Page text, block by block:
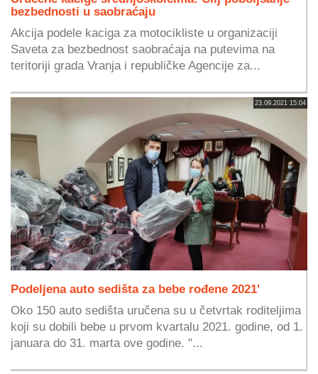
bezbednosti u saobraćaju
Akcija podele kaciga za motocikliste u organizaciji
Saveta za bezbednost saobraćaja na putevima na
teritoriji grada Vranja i republičke Agencije za...
23.09.2021 15:04
Podeljena auto sedišta za bebe rođene 2021'
Oko 150 auto sedišta uručena su u četvrtak roditeljima
koji su dobili bebe u prvom kvartalu 2021. godine, od 1.
januara do 31. marta ove godine. "...